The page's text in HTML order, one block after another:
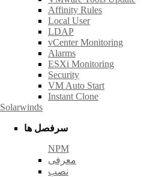
Affinity Rules
Local User
LDAP
vCenter Monitoring
Alarms
ESXi Monitoring
Security
VM Auto Start
Instant Clone
Solarwinds
سرفصل ها
NPM
معرفی
نصب